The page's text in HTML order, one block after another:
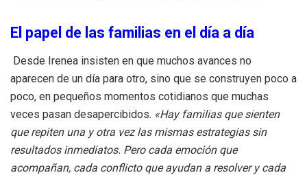
El papel de las familias en el día a día
Desde Irenea insisten en que muchos avances no
aparecen de un día para otro, sino que se construyen poco a
poco, en pequeños momentos cotidianos que muchas
veces pasan desapercibidos. «Hay familias que sienten
que repiten una y otra vez las mismas estrategias sin
resultados inmediatos. Pero cada emoción que
acompañan, cada conflicto que ayudan a resolver y cada